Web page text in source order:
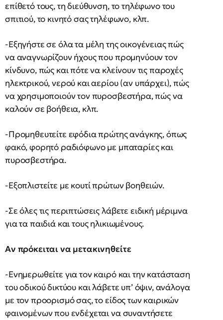
επίθετό τους, τη διεύθυνση, το τηλέφωνο του
σπιτιού, το κινητό σας τηλέφωνο, κλπ.
-Εξηγήστε σε όλα τα µέλη της οικογένειας πώς
να αναγνωρίζουν ήχους που προμηνύουν τον
κίνδυνο, πώς και πότε να κλείνουν τις παροχές
ηλεκτρικού, νερού και αερίου (αν υπάρχει), πώς
να χρησιμοποιούν τον πυροσβεστήρα, πώς να
καλούν σε βοήθεια, κλπ.
-Προμηθευτείτε εφόδια πρώτης ανάγκης, όπως
φακό, φορητό ραδιόφωνο µε μπαταρίες και
πυροσβεστήρα.
-Εξοπλιστείτε µε κουτί πρώτων βοηθειών.
-Σε όλες τις περιπτώσεις λάβετε ειδική μέριμνα
για τα παιδιά και τους ηλικιωμένους.
Αν πρόκειται να μετακινηθείτε
-Ενηµερωθείτε για τον καιρό και την κατάσταση
του οδικού δικτύου και λάβετε υπ’ όψιν, ανάλογα
µε τον προορισµό σας, το είδος των καιρικών
φαινοµένων που ενδέχεται να συναντήσετε